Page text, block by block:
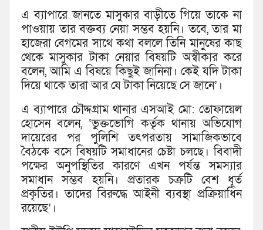
এ ব্যাপারে জানতে মাসুকার বাড়ীতে গিয়ে তাকে না
পাওয়ায় তার বক্তব্য নেয়া সম্ভব হয়নি। তবে, তার মা
হাজেরা বেগমের সাথে কথা বললে তিনি মানুষের কাছ
থেকে মাসুকার টাকা নেয়ার বিষয়টি অস্বীকার করে
বলেন, আমি এ বিষয়ে কিছুই জানিনা। কেই যদি টাকা
দিয়ে থাকে তারা আর যে টাকা নিয়েছে সে জানে’।
এ ব্যাপারে চৌদ্দগ্রাম থানার এসআই মো: তোফায়েল
হোসেন বলেন, ‘ভুক্তভোগি কর্তৃক থানায় অভিযোগ
দায়েরের পর পুলিশি তৎপরতায় সামাজিকভাবে
বৈঠকে বসে বিষয়টি সমাধানের চেষ্টা চলছে। বিবাদী
পক্ষের অনুপস্থিতির কারণে এখন পর্যন্ত সমস্যার
সমাধান সম্ভব হয়নি। প্রতারক চক্রটি বেশ ধূর্ত
প্রকৃতির। তাদের বিরুদ্ধে আইনী ব্যবস্থা প্রক্রিয়াধিন
রয়েছে’।